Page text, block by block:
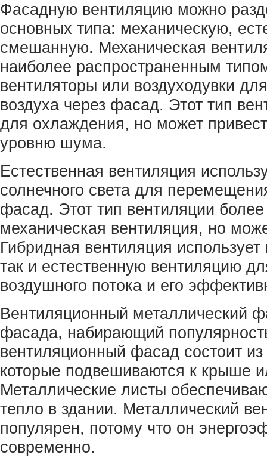
Фасадную вентиляцию можно
основных типа: механическую,
смешанную. Механическая
наиболее распространенным
вентиляторы или воздуходувки
воздуха через фасад. Этот тип
для охлаждения, но может
уровню шума.
Естественная вентиляция
солнечного света для
фасад. Этот тип вентиляции
механическая вентиляция, но
Гибридная вентиляция
так и естественную вентиляцию
воздушного потока и его
Вентиляционный металлический
фасада, набирающий
вентиляционный фасад состоит
которые подвешиваются к крыше
Металлические листы
тепло в здании. Металлический
популярен, потому что он
современно.